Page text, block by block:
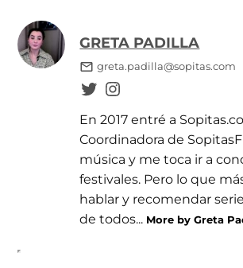
GRETA PADILLA
greta.padilla@sopitas.com
En 2017 entré a
Coordinadora de
música y me toca ir a
festivales. Pero lo que
hablar y recomendar
de todos... More by Greta